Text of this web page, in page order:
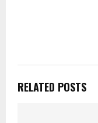
RELATED POSTS